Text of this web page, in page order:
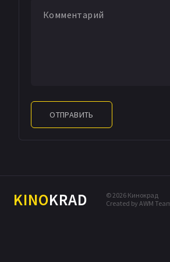
ОТПРАВИТЬ
KINOKRAD
© 2026 Кинокрад
Created by AWM